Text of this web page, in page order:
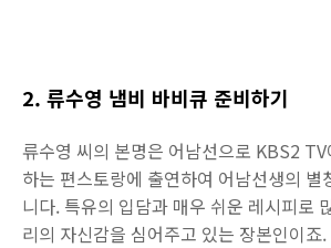
2. 류수영 냄비 바비큐 준비하기
류수영 씨의 본명은 어남선으로 KBS2
하는 편스토랑에 출연하여 어남선생의 별
니다. 특유의 입담과 매우 쉬운 레시피로
리의 자신감을 심어주고 있는 장본인이죠.